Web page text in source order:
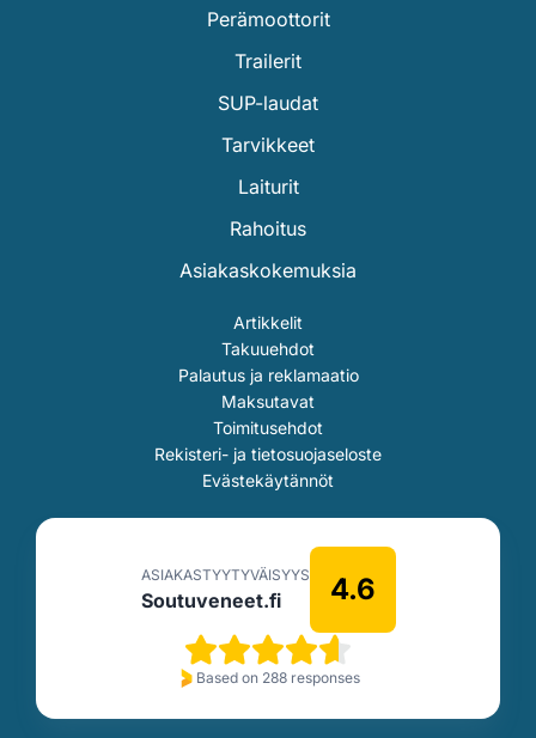
Perämoottorit
Trailerit
SUP-laudat
Tarvikkeet
Laiturit
Rahoitus
Asiakaskokemuksia
Artikkelit
Takuuehdot
Palautus ja reklamaatio
Maksutavat
Toimitusehdot
Rekisteri- ja tietosuojaseloste
Evästekäytännöt
ASIAKASTYYTYVÄISYYS
Soutuveneet.fi 4.6
Based on 288 responses